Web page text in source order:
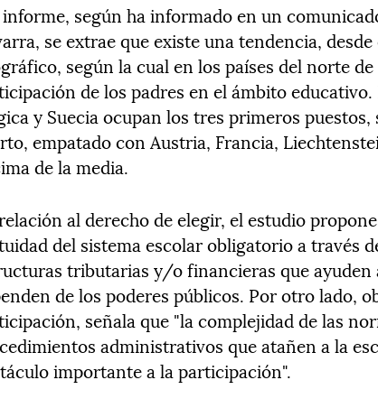
según ha informado en un
se extrae que existe una tendencia,
según la cual en los países del norte
de los padres en el ámbito
y Suecia ocupan los tres primeros puestos,
empatado con Austria, Francia,
de la media.
al derecho de elegir, el estudio
del sistema escolar obligatorio a través
tributarias y/o financieras que ayuden
de los poderes públicos. Por otro lado,
señala que "la complejidad de las
administrativos que atañen a la
importante a la participación".